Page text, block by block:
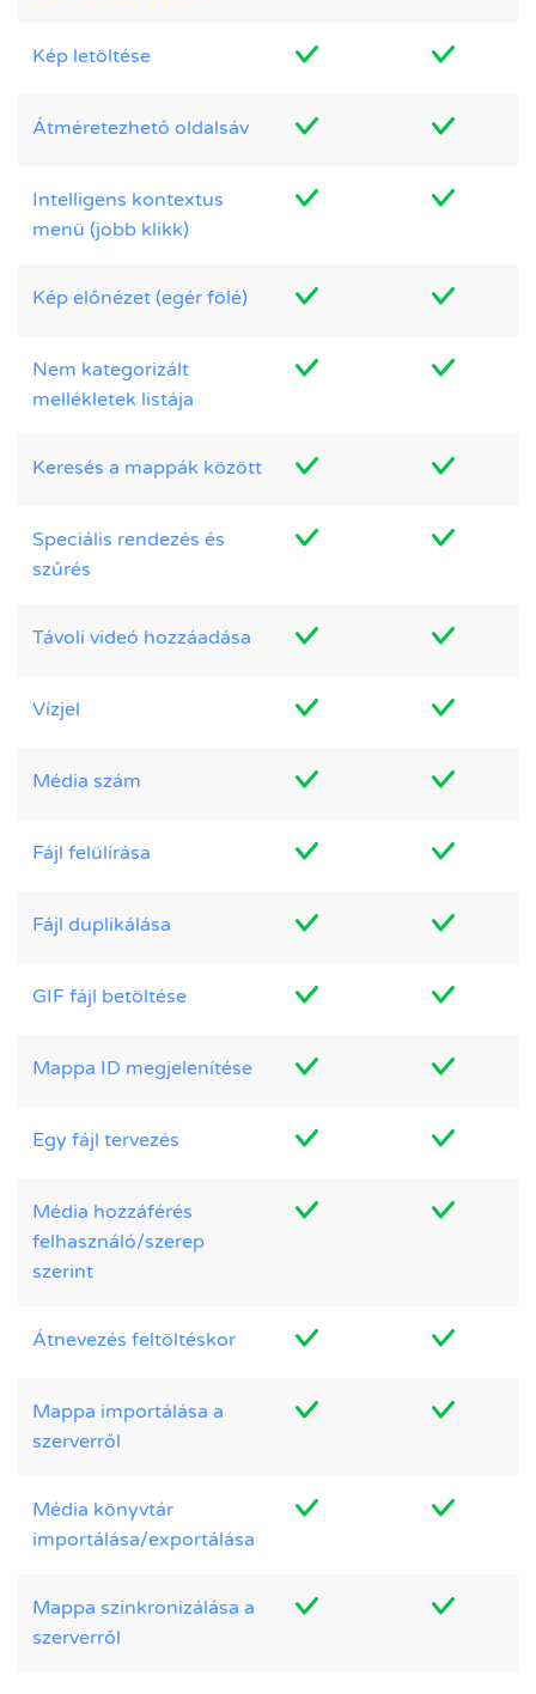
Kép letöltése
Átméretezhető oldalsáv
Intelligens kontextus
menü (jobb klikk)
Kép előnézet (egér fölé)
Nem kategorizált
mellékletek listája
Keresés a mappák között
Speciális rendezés és
szűrés
Távoli videó hozzáadása
Vízjel
Média szám
Fájl felülírása
Fájl duplikálása
GIF fájl betöltése
Mappa ID megjelenítése
Egy fájl tervezés
Média hozzáférés
felhasználó/szerep
szerint
Átnevezés feltöltéskor
Mappa importálása a
szerverről
Média könyvtár
importálása/exportálása
Mappa szinkronizálása a
szerverről